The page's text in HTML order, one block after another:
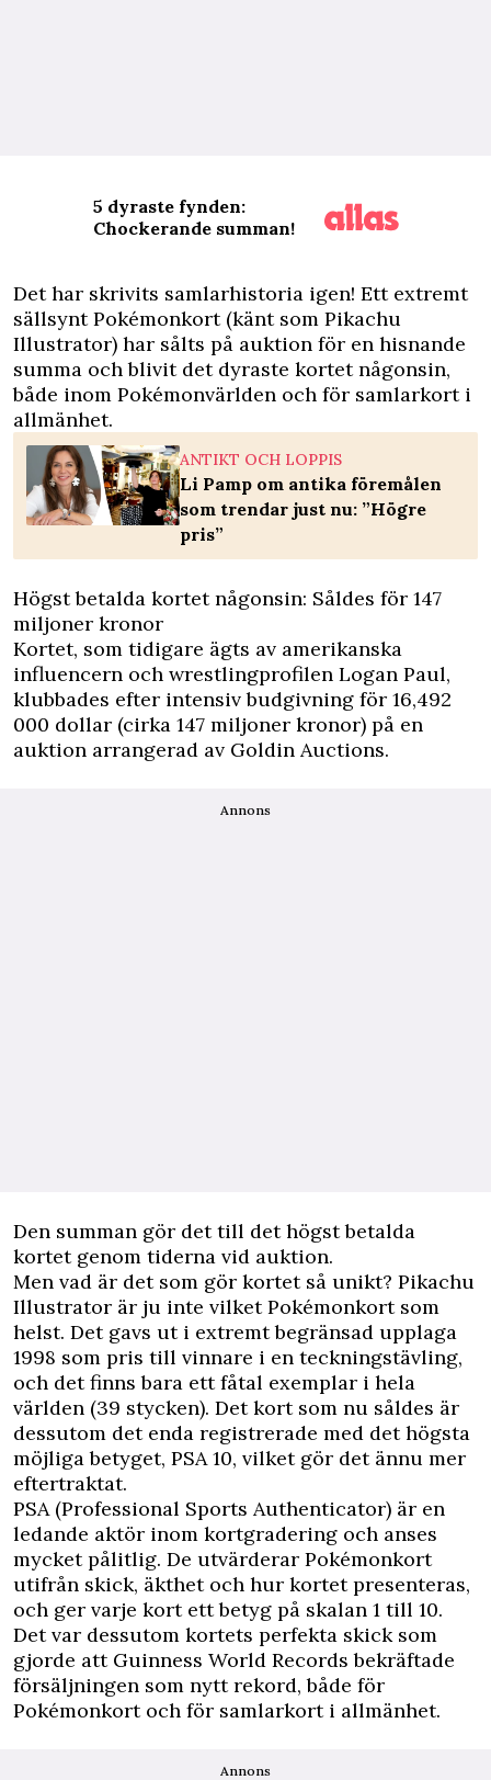
5 dyraste fynden:
Chockerande summan!
Det har skrivits samlarhistoria igen! Ett extremt
sällsynt Pokémonkort (känt som Pikachu
Illustrator) har sålts på auktion för en hisnande
summa och blivit det dyraste kortet någonsin,
både inom Pokémonvärlden och för samlarkort i
allmänhet.
ANTIKT OCH LOPPIS
Li Pamp om antika föremålen
som trendar just nu: ”Högre
pris”
Högst betalda kortet någonsin: Såldes för 147
miljoner kronor
Kortet, som tidigare ägts av amerikanska
influencern och wrestlingprofilen Logan Paul,
klubbades efter intensiv budgivning för 16,492
000 dollar (cirka 147 miljoner kronor) på en
auktion arrangerad av Goldin Auctions.
Annons
Den summan gör det till det högst betalda
kortet genom tiderna vid auktion.
Men vad är det som gör kortet så unikt? Pikachu
Illustrator är ju inte vilket Pokémonkort som
helst. Det gavs ut i extremt begränsad upplaga
1998 som pris till vinnare i en teckningstävling,
och det finns bara ett fåtal exemplar i hela
världen (39 stycken). Det kort som nu såldes är
dessutom det enda registrerade med det högsta
möjliga betyget, PSA 10, vilket gör det ännu mer
eftertraktat.
PSA (Professional Sports Authenticator) är en
ledande aktör inom kortgradering och anses
mycket pålitlig. De utvärderar Pokémonkort
utifrån skick, äkthet och hur kortet presenteras,
och ger varje kort ett betyg på skalan 1 till 10.
Det var dessutom kortets perfekta skick som
gjorde att Guinness World Records bekräftade
försäljningen som nytt rekord, både för
Pokémonkort och för samlarkort i allmänhet.
Annons